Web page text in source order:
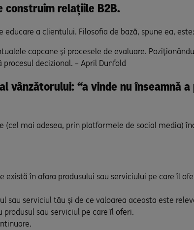
construim relațiile B2B.
a clientului. Filosofia de bază, spune ea,
capcane și procesele de evaluare.
decizional. – April Dunfold
vânzătorului: “a vinde nu înseamnă
mai adesea, prin platformele de social media)
în afara produsului sau serviciului pe care îl
serviciul tău și de ce valoarea aceasta este
sau serviciul pe care îl oferi.